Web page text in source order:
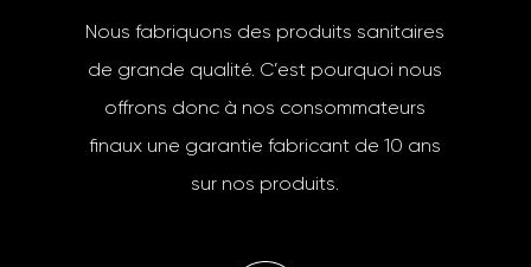
Nous fabriquons des produits sanitaires
de grande qualité. C’est pourquoi nous
offrons donc à nos consommateurs
finaux une garantie fabricant de 10 ans
sur nos produits.